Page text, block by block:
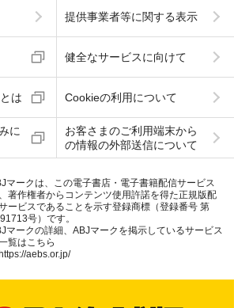
提供事業者等に関する表示
健全なサービスに向けて
は Cookieの利用について
に
お客さまのご利用端末から
の情報の外部送信について
マークは、この電子書店・電子書籍配信サービス
著作権者からコンテンツ使用許諾を得た正規版配
ービスであることを示す登録商標（登録番号 第
号）です。
マークの詳細、ABJマークを掲示しているサービス
覧はこちら
aebs.or.jp/